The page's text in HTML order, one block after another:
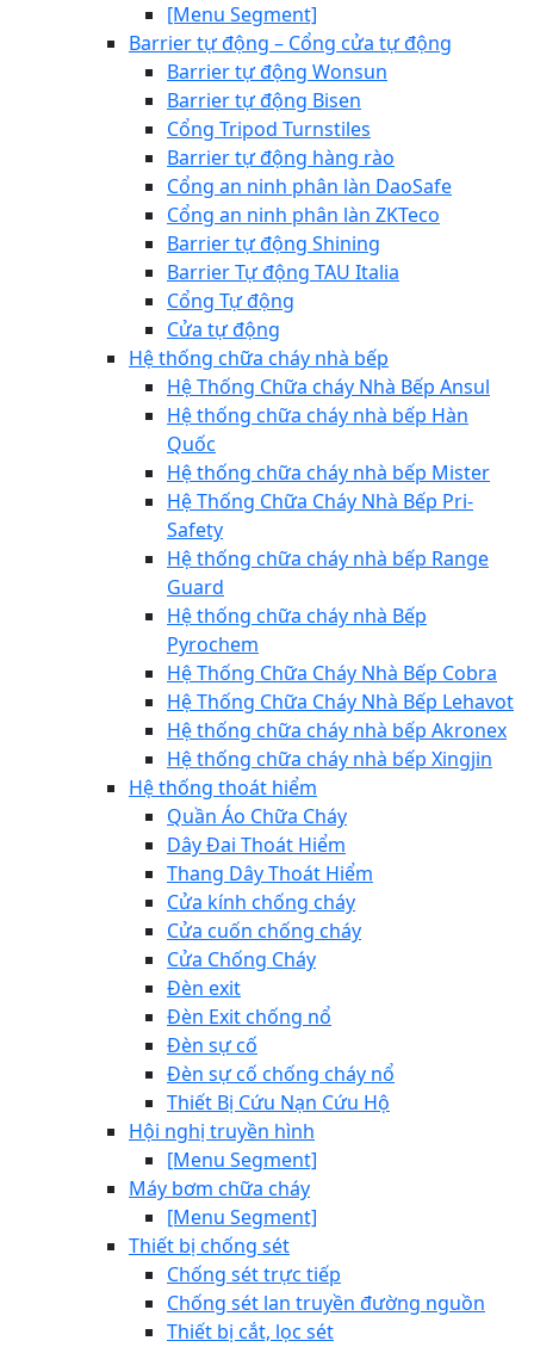
[Menu Segment]
Barrier tự động – Cổng cửa tự động
Barrier tự động Wonsun
Barrier tự động Bisen
Cổng Tripod Turnstiles
Barrier tự động hàng rào
Cổng an ninh phân làn DaoSafe
Cổng an ninh phân làn ZKTeco
Barrier tự động Shining
Barrier Tự động TAU Italia
Cổng Tự động
Cửa tự động
Hệ thống chữa cháy nhà bếp
Hệ Thống Chữa cháy Nhà Bếp Ansul
Hệ thống chữa cháy nhà bếp Hàn
Quốc
Hệ thống chữa cháy nhà bếp Mister
Hệ Thống Chữa Cháy Nhà Bếp Pri-
Safety
Hệ thống chữa cháy nhà bếp Range
Guard
Hệ thống chữa cháy nhà Bếp
Pyrochem
Hệ Thống Chữa Cháy Nhà Bếp Cobra
Hệ Thống Chữa Cháy Nhà Bếp Lehavot
Hệ thống chữa cháy nhà bếp Akronex
Hệ thống chữa cháy nhà bếp Xingjin
Hệ thống thoát hiểm
Quần Áo Chữa Cháy
Dây Đai Thoát Hiểm
Thang Dây Thoát Hiểm
Cửa kính chống cháy
Cửa cuốn chống cháy
Cửa Chống Cháy
Đèn exit
Đèn Exit chống nổ
Đèn sự cố
Đèn sự cố chống cháy nổ
Thiết Bị Cứu Nạn Cứu Hộ
Hội nghị truyền hình
[Menu Segment]
Máy bơm chữa cháy
[Menu Segment]
Thiết bị chống sét
Chống sét trực tiếp
Chống sét lan truyền đường nguồn
Thiết bị cắt, lọc sét